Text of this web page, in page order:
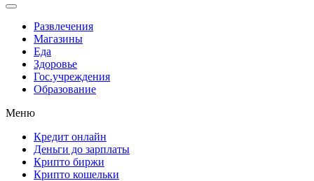
Развлечения
Магазины
Еда
Здоровье
Гос.учреждения
Образование
Меню
Кредит онлайн
Деньги до зарплаты
Крипто биржи
Крипто кошельки